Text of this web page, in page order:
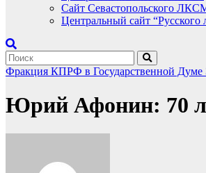
Сайт Севастопольского
Центральный сайт “Русского
Фракция КПРФ в Государственной Думе
Юрий Афонин: 70